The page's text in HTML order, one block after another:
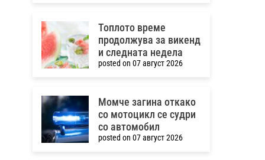
Топлото време
продолжува за викенд
и следната недела
posted on 07 август 2026
Момче загина откако
со мотоцикл се судри
со автомобил
posted on 07 август 2026